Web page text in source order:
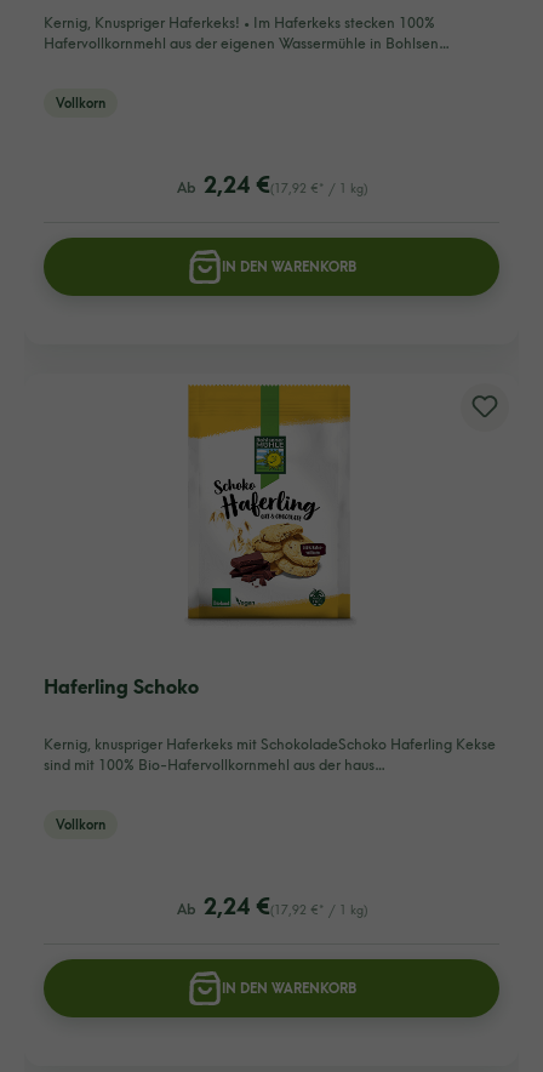
Vollkorn
Kernig, Knuspriger Haferkeks! • Im Haferkeks stecken 100%
Hafervollkornmehl aus der eigenen Wassermühle in Bohlsen…
(17,92 €* / 1 kg)
listing.regularPriceLabel
Ab 2,24 €
IN DEN WARENKORB
Haferling Schoko
Vollkorn
Kernig, knuspriger Haferkeks mit SchokoladeSchoko Haferling Kekse
sind mit 100% Bio-Hafervollkornmehl aus der haus…
(17,92 €* / 1 kg)
listing.regularPriceLabel
Ab 2,24 €
IN DEN WARENKORB